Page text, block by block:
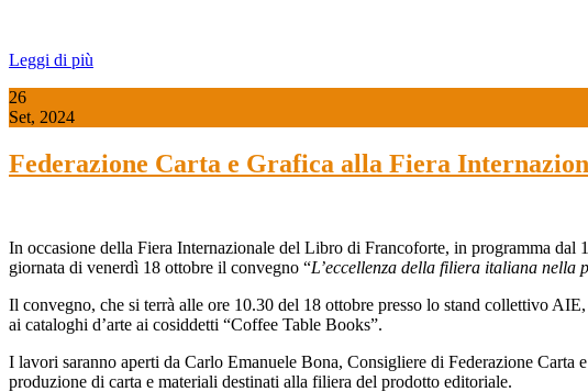
Leggi di più
26
Set, 2024
Federazione Carta e Grafica alla Fiera
In occasione della Fiera Internazionale del Libro di Francoforte, in programma dal
giornata di venerdì 18 ottobre il convegno “L’eccellenza della filiera italiana nella
Il convegno, che si terrà alle ore 10.30 del 18 ottobre presso lo stand collettivo
ai cataloghi d’arte ai cosiddetti “Coffee Table Books”.
I lavori saranno aperti da Carlo Emanuele Bona, Consigliere di Federazione
produzione di carta e materiali destinati alla filiera del prodotto editoriale.